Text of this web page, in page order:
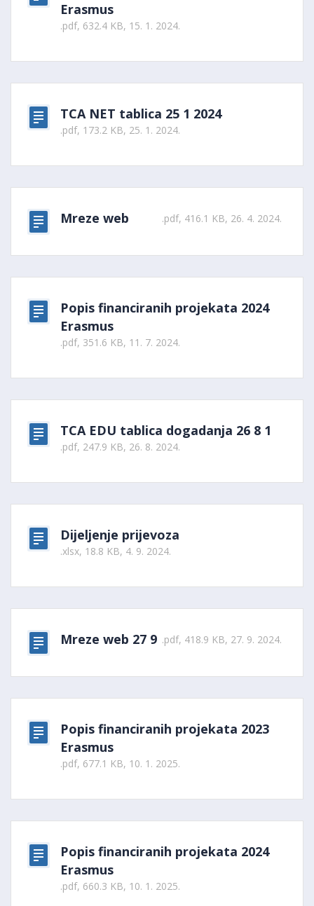
Erasmus
.pdf, 632.4 KB, 15. 1. 2024.
TCA NET tablica 25 1 2024
.pdf, 173.2 KB, 25. 1. 2024.
Mreze web .pdf, 416.1 KB, 26. 4. 2024.
Popis financiranih projekata 2024
Erasmus
.pdf, 351.6 KB, 11. 7. 2024.
TCA EDU tablica dogadanja 26 8 1
.pdf, 247.9 KB, 26. 8. 2024.
Dijeljenje prijevoza
.xlsx, 18.8 KB, 4. 9. 2024.
Mreze web 27 9 .pdf, 418.9 KB, 27. 9. 2024.
Popis financiranih projekata 2023
Erasmus
.pdf, 677.1 KB, 10. 1. 2025.
Popis financiranih projekata 2024
Erasmus
.pdf, 660.3 KB, 10. 1. 2025.